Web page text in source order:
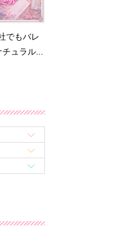
でもバレ
ュラル...